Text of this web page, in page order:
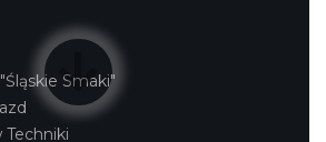
Smaki"